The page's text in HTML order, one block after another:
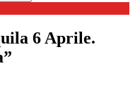
6 Aprile.